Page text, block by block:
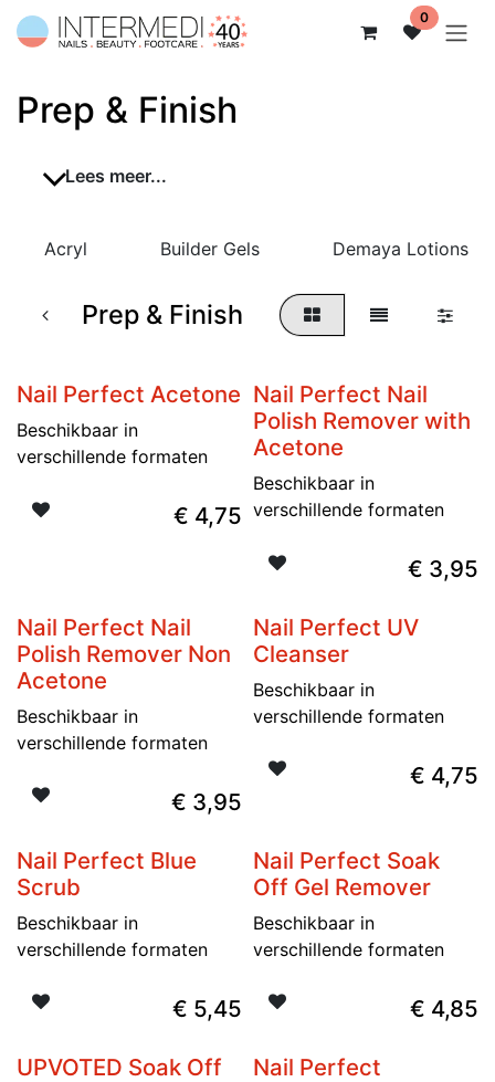
Overslaan naar inhoud 0
Prep & Finish
Lees meer...
Acryl Builder Gels Demaya Lotions
Prep & Finish
Nail Perfect Acetone
Beschikbaar in
verschillende formaten
€ 4,75
Nail Perfect Nail
Polish Remover with
Acetone
Beschikbaar in
verschillende formaten
€ 3,95
Nail Perfect Nail
Polish Remover Non
Acetone
Beschikbaar in
verschillende formaten
€ 3,95
Nail Perfect UV
Cleanser
Beschikbaar in
verschillende formaten
€ 4,75
Nail Perfect Blue
Scrub
Beschikbaar in
verschillende formaten
€ 5,45
Nail Perfect Soak
Off Gel Remover
Beschikbaar in
verschillende formaten
€ 4,85
UPVOTED Soak Off
Nail Perfect